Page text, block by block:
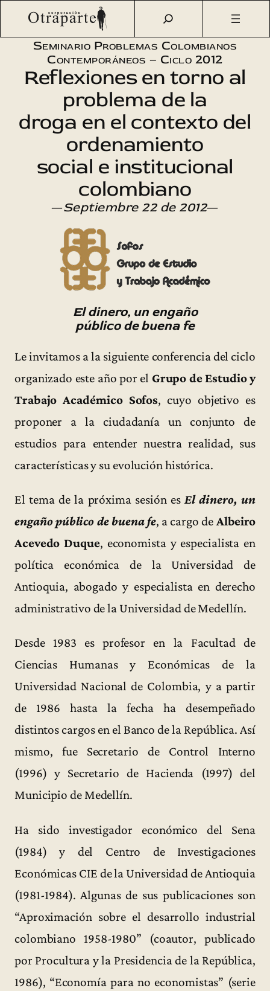
Saltar
contenido
Otraparte.org/Agenda Cultural Sofos
El dinero, un
engaño público de buena fe
Seminario Problemas Colombianos
Contemporáneos – Ciclo 2012
Reflexiones en torno al
problema de la
droga en el contexto del
ordenamiento
social e institucional
colombiano
—Septiembre 22 de 2012—
El dinero, un engaño
público de buena fe
Le invitamos a la siguiente conferencia del ciclo
organizado este año por el Grupo de Estudio y
Trabajo Académico Sofos, cuyo objetivo es
proponer a la ciudadanía un conjunto de
estudios para entender nuestra realidad, sus
características y su evolución histórica.
El tema de la próxima sesión esEl dinero, un
engaño público de buena fe, a cargo de Albeiro
Acevedo Duque, economista y especialista en
política económica de la Universidad de
Antioquia, abogado y especialista en derecho
administrativo de la Universidad de Medellín.
Desde 1983 es profesor en la Facultad de
Ciencias Humanas y Económicas de la
Universidad Nacional de Colombia, y a partir
de 1986 hasta la fecha ha desempeñado
distintos cargos en el Banco de la República. Así
mismo, fue Secretario de Control Interno
(1996) y Secretario de Hacienda (1997) del
Municipio de Medellín.
Ha sido investigador económico del Sena
(1984) y del Centro de Investigaciones
Económicas CIE de la Universidad de Antioquia
(1981-1984). Algunas de sus publicaciones son
“Aproximación sobre el desarrollo industrial
colombiano 1958-1980” (coautor, publicado
por Procultura y la Presidencia de la República,
1986), “Economía para no economistas” (serie